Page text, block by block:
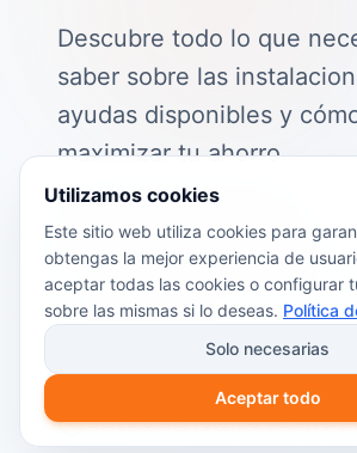
Descubre todo lo que
saber sobre las
ayudas disponibles y
maximizar tu ahorro.
📖 Contenido de la guía:
Cómo funciona el
fotovoltaico
Ayudas y subvenciones
2026
Cálculo del retorno de
Utilizamos cookies
Este sitio web utiliza cookies para
obtengas la mejor experiencia de
aceptar todas las cookies o configurar
sobre las mismas si lo deseas. Política
Solo necesarias
Aceptar todo